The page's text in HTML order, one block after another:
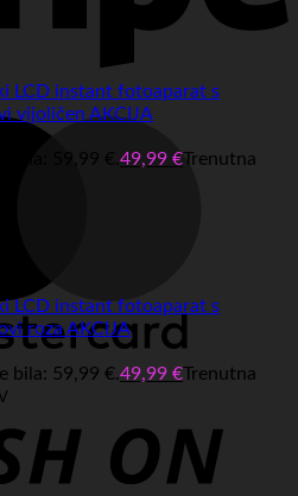
LCD instant fotoaparat s
vijoličen AKCIJA
bila: 59,99 €. 49,99 €Trenutna
LCD instant fotoaparat s
roza AKCIJA
bila: 59,99 €.49,99 €Trenutna